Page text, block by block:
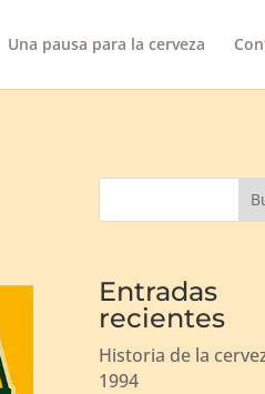
Una pausa para la cerveza
Entradas
recientes
Historia de la
1994